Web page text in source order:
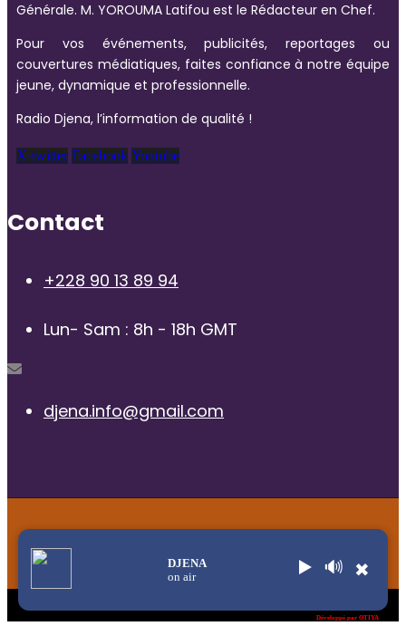
Générale. M. YOROUMA Latifou est le Rédacteur en Chef.
Pour vos événements, publicités, reportages ou
couvertures médiatiques, faites confiance à notre équipe
jeune, dynamique et professionnelle.
Radio Djena, l’information de qualité !
X-twitter Facebook Youtube
Contact
+228 90 13 89 94
Lun- Sam : 8h - 18h GMT
djena.info@gmail.com
© 2025 | Radio Djena, tous droits reservés
DJENA
on air
▶️ 🔊 ✖
Développé par OTIYA